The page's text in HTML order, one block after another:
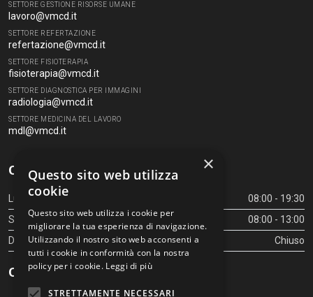
SETTORE GESTIONE RISORSE UMANE
lavoro@vmcd.it
SETTORE REFERTAZIONE
refertazione@vmcd.it
SETTORE FISIOTERAPIA
fisioterapia@vmcd.it
SETTORE DIAGNOSTICA PER IMMAGINI
radiologia@vmcd.it
SETTORE MEDICINA DEL LAVORO
mdl@vmcd.it
Orari Centro Diagnostico
Lunedì - Venerdì
08:00 - 19:30
Sabato
08:00 - 13:00
Domenica
Chiuso
Orari Centro Diagnostico
×
Questo sito web utilizza
cookie
Questo sito web utilizza i cookie per
migliorare la tua esperienza di navigazione.
Utilizzando il nostro sito web acconsenti a
tutti i cookie in conformità con la nostra
policy per i cookie. Leggi di più
STRETTAMENTE NECESSARI